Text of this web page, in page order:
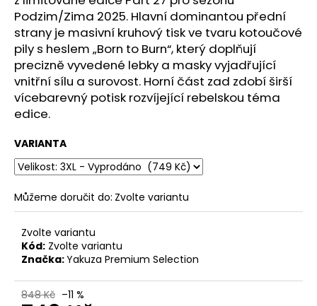
Podzim/Zima 2025. Hlavní dominantou přední
strany je masivní kruhový tisk ve tvaru kotoučové
pily s heslem „Born to Burn“, který doplňují
precizně vyvedené lebky a masky vyjadřující
vnitřní sílu a surovost. Horní část zad zdobí širší
vícebarevný potisk rozvíjející rebelskou téma
edice.
VARIANTA
Můžeme doručit do: Zvolte variantu
Zvolte variantu
Kód: Zvolte variantu
Značka:Yakuza Premium Selection
848 Kč –11 %
D
o
p
o
r
u
č
u
j
e
m
BÍLÉ
TRIČKO
YAKUZA
YPS
4012